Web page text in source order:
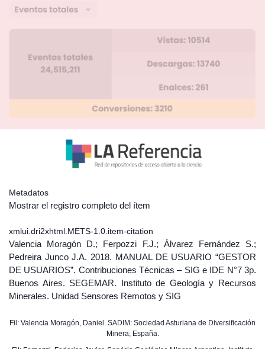
Metadatos
Mostrar el registro completo del ítem
xmlui.dri2xhtml.METS-1.0.item-citation
Valencia Moragón D.; Ferpozzi F.J.; Álvarez Fernández S.;
Pedreira Junco J.A. 2018. MANUAL DE USUARIO “GESTOR
DE USUARIOS”. Contribuciones Técnicas – SIG e IDE N°7 3p.
Buenos Aires. SEGEMAR. Instituto de Geología y Recursos
Minerales. Unidad Sensores Remotos y SIG
Fil: Valencia Moragón, Daniel. SADIM: Sociedad Asturiana de Diversificación
Minera; España.